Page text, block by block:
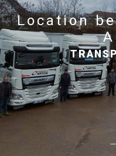
location benne Pouilly-en-